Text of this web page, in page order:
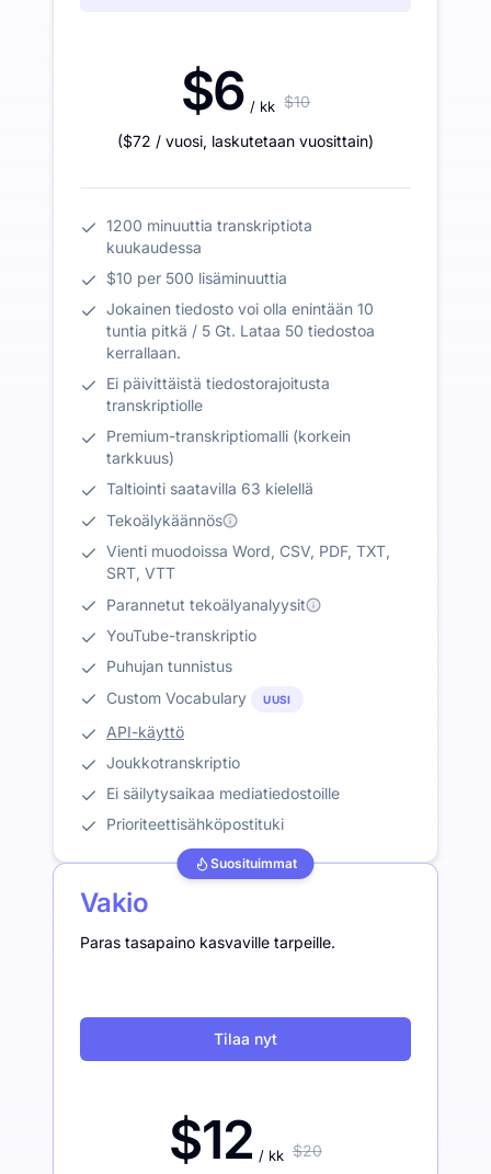
$6 / kk $10
($72 / vuosi, laskutetaan vuosittain)
1200 minuuttia transkriptiota
kuukaudessa
$10 per 500 lisäminuuttia
Jokainen tiedosto voi olla enintään 10
tuntia pitkä / 5 Gt. Lataa 50 tiedostoa
kerrallaan.
Ei päivittäistä tiedostorajoitusta
transkriptiolle
Premium-transkriptiomalli (korkein
tarkkuus)
Taltiointi saatavilla 63 kielellä
Tekoälykäännös
Vienti muodoissa Word, CSV, PDF, TXT,
SRT, VTT
Parannetut tekoälyanalyysit
YouTube-transkriptio
Puhujan tunnistus
Custom Vocabulary
UUSI
API-käyttö
Joukkotranskriptio
Ei säilytysaikaa mediatiedostoille
Prioriteettisähköpostituki
Suosituimmat
Vakio
Paras tasapaino kasvaville tarpeille.
Tilaa nyt
$12 / kk $20